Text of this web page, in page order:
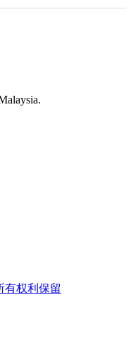
有权利保留